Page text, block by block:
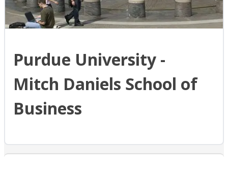
Purdue University -
Mitch Daniels School of
Business